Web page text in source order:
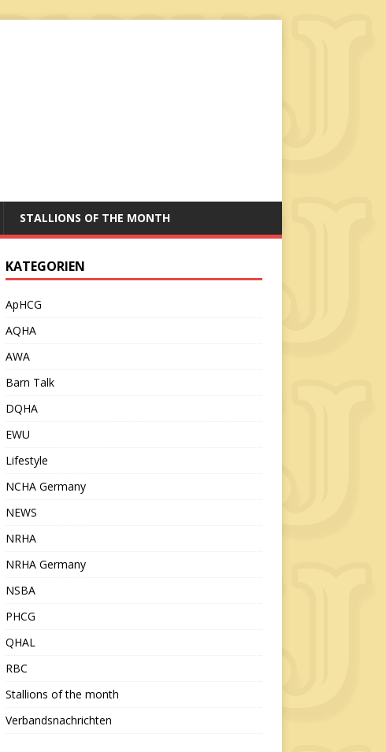
STALLIONS OF THE MONTH
KATEGORIEN
ApHCG
AQHA
AWA
Barn Talk
DQHA
EWU
Lifestyle
NCHA Germany
NEWS
NRHA
NRHA Germany
NSBA
PHCG
QHAL
RBC
Stallions of the month
Verbandsnachrichten